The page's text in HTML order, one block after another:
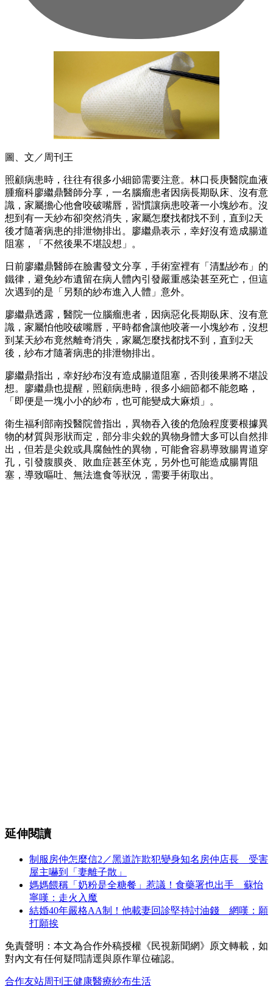
圖、文／周刊王
照顧病患時，往往有很多小細節需要注意。林口長庚醫院血液
腫瘤科廖繼鼎醫師分享，一名腦瘤患者因病長期臥床、沒有意
識，家屬擔心他會咬破嘴唇，習慣讓病患咬著一小塊紗布。沒
想到有一天紗布卻突然消失，家屬怎麼找都找不到，直到2天
後才隨著病患的排泄物排出。廖繼鼎表示，幸好沒有造成腸道
阻塞，「不然後果不堪設想」。
日前廖繼鼎醫師在臉書發文分享，手術室裡有「清點紗布」的
鐵律，避免紗布遺留在病人體內引發嚴重感染甚至死亡，但這
次遇到的是「另類的紗布進入人體」意外。
廖繼鼎透露，醫院一位腦瘤患者，因病惡化長期臥床、沒有意
識，家屬怕他咬破嘴唇，平時都會讓他咬著一小塊紗布，沒想
到某天紗布竟然離奇消失，家屬怎麼找都找不到，直到2天
後，紗布才隨著病患的排泄物排出。
廖繼鼎指出，幸好紗布沒有造成腸道阻塞，否則後果將不堪設
想。廖繼鼎也提醒，照顧病患時，很多小細節都不能忽略，
「即便是一塊小小的紗布，也可能變成大麻煩」。
衛生福利部南投醫院曾指出，異物吞入後的危險程度要根據異
物的材質與形狀而定，部分非尖銳的異物身體大多可以自然排
出，但若是尖銳或具腐蝕性的異物，可能會容易導致腸胃道穿
孔，引發腹膜炎、敗血症甚至休克，另外也可能造成腸胃阻
塞，導致嘔吐、無法進食等狀況，需要手術取出。
延伸閱讀
制服房仲怎麼信2／黑道詐欺犯變身知名房仲店長 受害
屋主嚇到「妻離子散」
媽媽餵稱「奶粉是全糖餐」惹議！食藥署也出手 蘇怡
寧嘆：走火入魔
結婚40年嚴格AA制！他載妻回診堅持討油錢 網嘆：願
打願挨
免責聲明：本文為合作外稿授權《民視新聞網》原文轉載，如
對內文有任何疑問請逕與原作單位確認。
合作友站周刊王健康醫療紗布生活